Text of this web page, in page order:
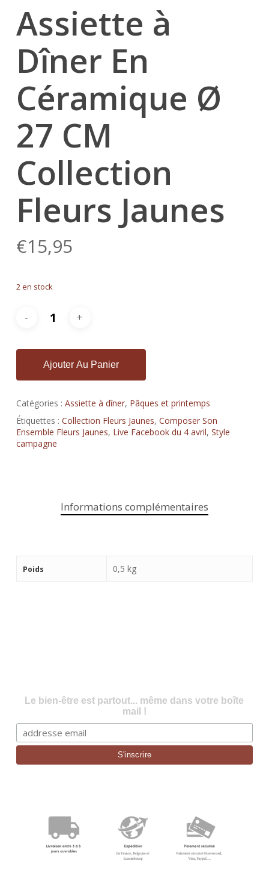
Assiette à
Dîner En
Céramique Ø
27 CM
Collection
Fleurs Jaunes
€15,95
2 en stock
Ajouter Au Panier
Catégories : Assiette à dîner, Pâques et printemps
Étiquettes : Collection Fleurs Jaunes, Composer Son
Ensemble Fleurs Jaunes, Live Facebook du 4 avril, Style
campagne
Informations complémentaires
Poids 0,5 kg
Le bien-être est partout... même dans votre boîte
mail !